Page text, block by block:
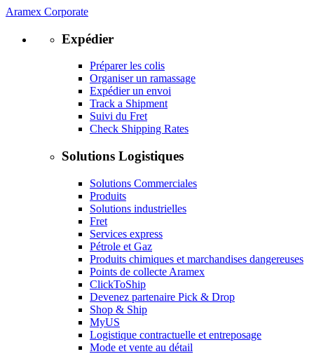
Aramex Corporate
Expédier
Préparer les colis
Organiser un ramassage
Expédier un envoi
Track a Shipment
Suivi du Fret
Check Shipping Rates
Solutions Logistiques
Solutions Commerciales
Produits
Solutions industrielles
Fret
Services express
Pétrole et Gaz
Produits chimiques et marchandises dangereuses
Points de collecte Aramex
ClickToShip
Devenez partenaire Pick & Drop
Shop & Ship
MyUS
Logistique contractuelle et entreposage
Mode et vente au détail